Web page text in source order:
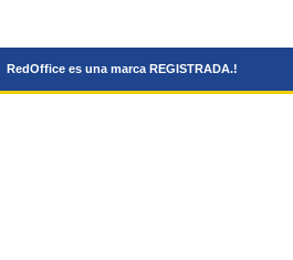
RedOffice es una marca REGISTRADA.!